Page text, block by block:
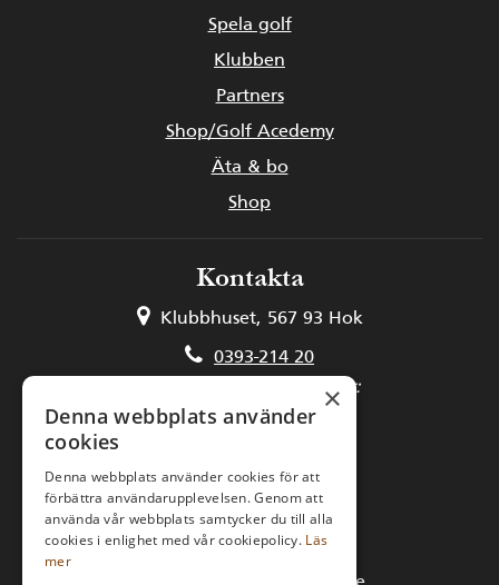
Spela golf
Klubben
Partners
Shop/Golf Acedemy
Äta & bo
Shop
Kontakta
Klubbhuset, 567 93 Hok
0393-214 20
Kansli och medlemsfrågor:
kansli@hooksgk.se
golfcenter@hooksgk.se
Golfpaket:
×
Denna webbplats använder
cookies
Denna webbplats använder cookies för att
förbättra användarupplevelsen. Genom att
använda vår webbplats samtycker du till alla
cookies i enlighet med vår cookiepolicy. Läs
mer